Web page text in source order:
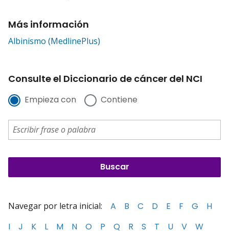
Más información
Albinismo (MedlinePlus)
Consulte el Diccionario de cáncer del NCI
Empieza con Contiene
Navegar por letra inicial: A B C D E F G
H
I
J K L M N O P Q R S T U V
W